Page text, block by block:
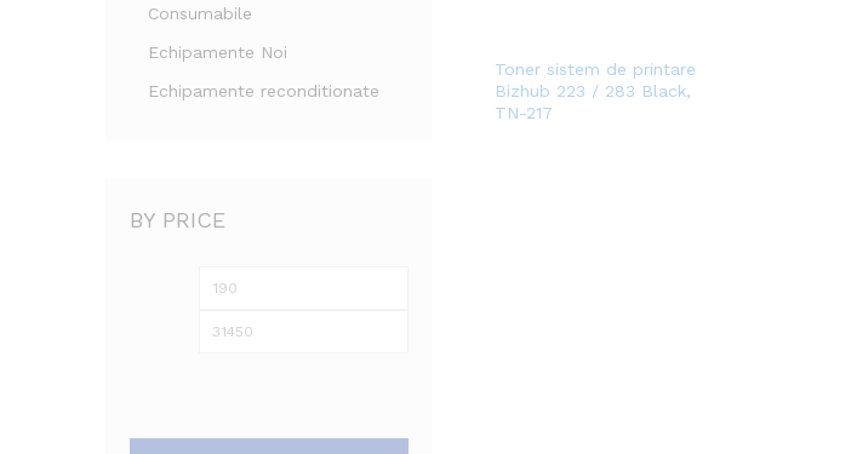
Toner sistem de printare
Bizhub 223 / 283 Black,
TN-217
Consumabile
Echipamente Noi
Echipamente reconditionate
BY PRICE
Preț